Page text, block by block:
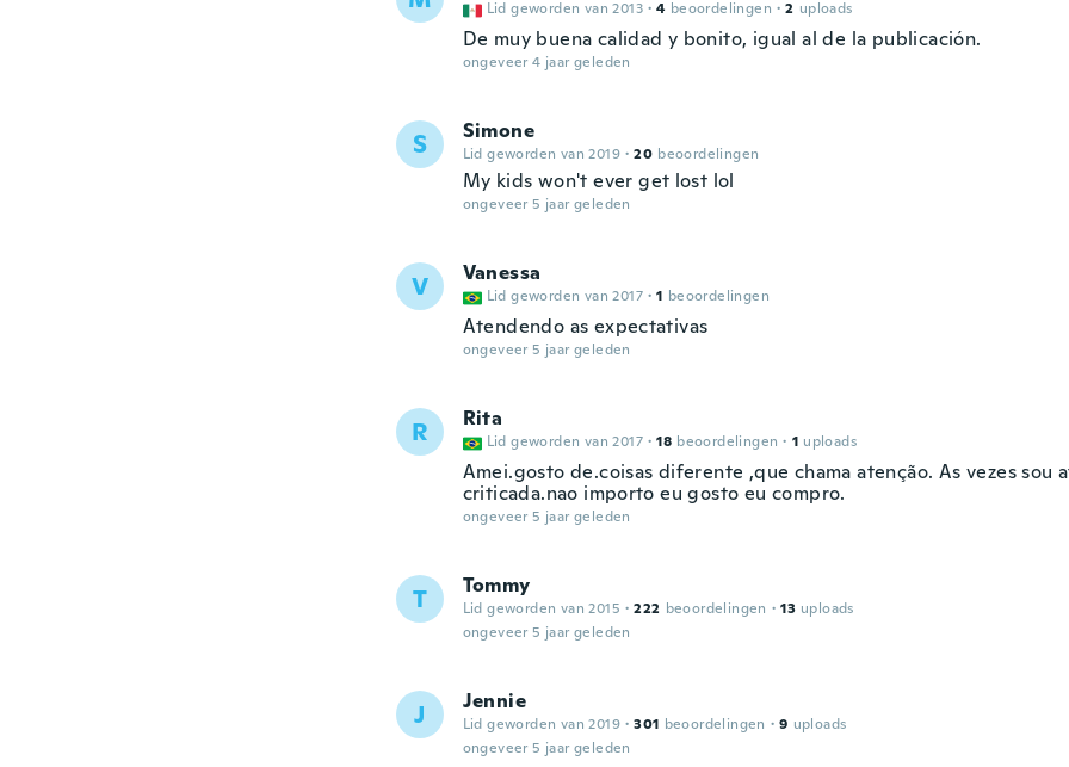
Lid geworden van 2013 · 4 beoordelingen · 2 uploads
De muy buena calidad y bonito, igual al de la publicación.
ongeveer 4 jaar geleden
S Simone
Lid geworden van 2019 · 20 beoordelingen
My kids won't ever get lost lol
ongeveer 5 jaar geleden
V Vanessa
Lid geworden van 2017 · 1 beoordelingen
Atendendo as expectativas
ongeveer 5 jaar geleden
R Rita
Lid geworden van 2017 · 18 beoordelingen · 1 uploads
Amei.gosto de.coisas diferente ,que chama atenção. As vezes sou
criticada.nao importo eu gosto eu compro.
ongeveer 5 jaar geleden
T Tommy
Lid geworden van 2015 · 222 beoordelingen · 13 uploads
ongeveer 5 jaar geleden
J Jennie
Lid geworden van 2019 · 301 beoordelingen · 9 uploads
ongeveer 5 jaar geleden